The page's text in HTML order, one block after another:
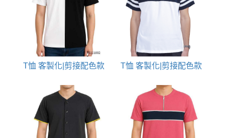
T恤 客製化|剪接配色款 T恤 客製化|剪接配色款